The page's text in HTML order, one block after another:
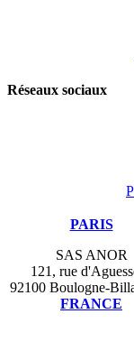
Réseaux sociaux
PARIS
SAS ANOR
121, rue
92100 Boulogne-
FRANCE